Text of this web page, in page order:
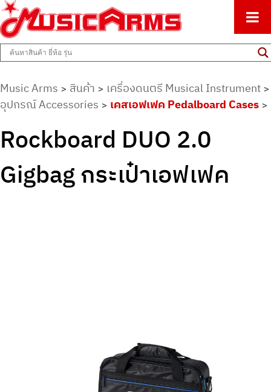
Music Arms
ศูนย์รวมครื่องดนตรีทุกชนิด ตั้งแต่เริ่มต้นถึงมืออาชีพ
Music Arms > สินค้า > เครื่องดนตรี Musical Instrument >
อุปกรณ์ Accessories > เคสเอฟเฟค Pedalboard Cases >
Rockboard DUO 2.0
Gigbag กระเป๋าเอฟเฟค